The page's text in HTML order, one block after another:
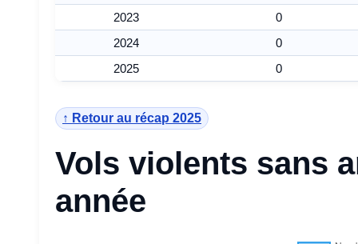
2023
0
2024
0
2025
0
↑ Retour au récap 2025
Vols violents sans
année